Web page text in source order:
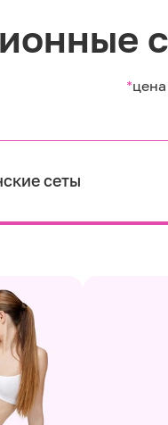
*
сеты